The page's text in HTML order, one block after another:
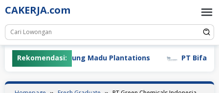
Skip
to
content
CAKERJA.com
Rekomendasi:
PT Gunung Madu Plantations PT Bifarma